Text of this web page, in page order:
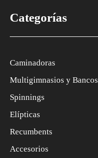
Categorías
Caminadoras
Multigimnasios y Bancos
Spinnings
Elípticas
Recumbents
Accesorios